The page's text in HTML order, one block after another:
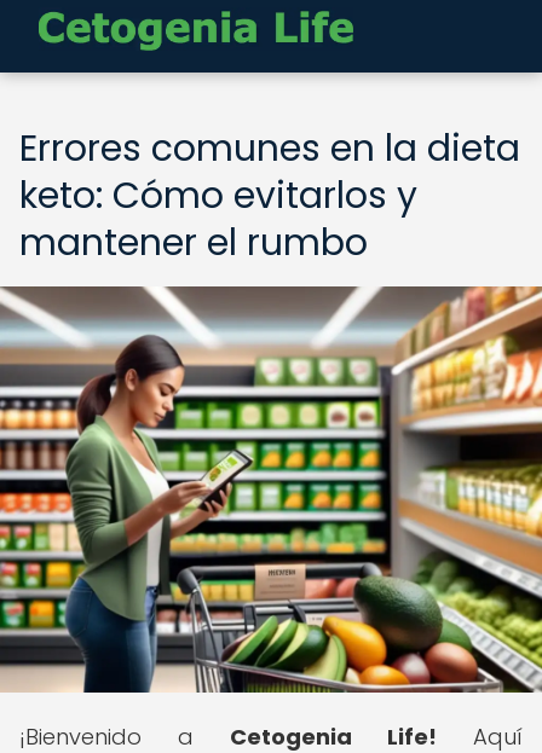
Errores comunes en la dieta
keto: Cómo evitarlos y
mantener el rumbo
¡Bienvenido a Cetogenia Life! Aquí